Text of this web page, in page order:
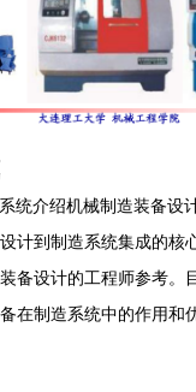
统介绍机械制造装备设
计到制造系统集成的核
备设计的工程师参考。
在制造系统中的作用和